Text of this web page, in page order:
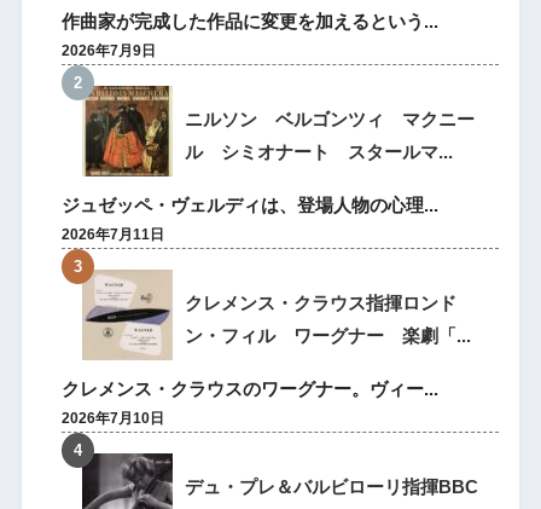
作曲家が完成した作品に変更を加えるという...
2026年7月9日
ニルソン ベルゴンツィ マクニー
ル シミオナート スタールマ...
ジュゼッペ・ヴェルディは、登場人物の心理...
2026年7月11日
クレメンス・クラウス指揮ロンド
ン・フィル ワーグナー 楽劇「...
クレメンス・クラウスのワーグナー。ヴィー...
2026年7月10日
デュ・プレ＆バルビローリ指揮BBC